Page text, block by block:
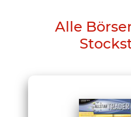
Alle